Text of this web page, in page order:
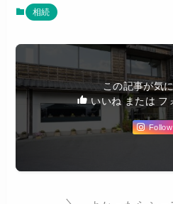
相続
この記事が気
いいね または フ